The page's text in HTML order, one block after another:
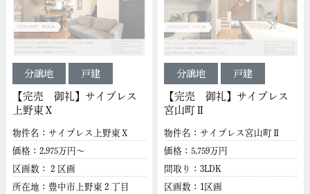
分譲地 戸建
【完売 御礼】サイプレス
上野東Ⅹ
物件名：サイプレス上野東Ⅹ
価格：2,975万円～
区画数：２区画
所在地：豊中市上野東２丁目
分譲地 戸建
【完売 御礼】サイプレス
宮山町Ⅱ
物件名：サイプレス宮山町Ⅱ
価格：5,759万円
間取り：3LDK
区画数：1区画